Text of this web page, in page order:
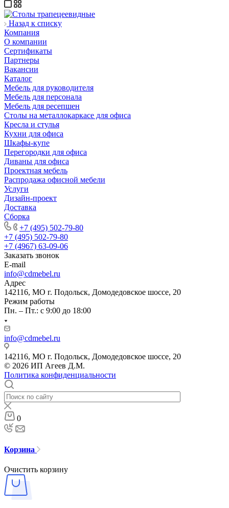
Назад к списку
Компания
О компании
Сертификаты
Партнеры
Вакансии
Каталог
Мебель для руководителя
Мебель для персонала
Мебель для ресепшен
Столы на металлокаркасе для офиса
Кресла и стулья
Кухни для офиса
Шкафы-купе
Перегородки для офиса
Диваны для офиса
Проектная мебель
Распродажа офисной мебели
Услуги
Дизайн-проект
Доставка
Сборка
+7 (495) 502-79-80
+7 (495) 502-79-80
+7 (4967) 63-09-06
Заказать звонок
E-mail
info@cdmebel.ru
Адрес
142116, МО г. Подольск, Домодедовское шоссе, 20
Режим работы
Пн. – Пт.: с 9:00 до 18:00
info@cdmebel.ru
142116, МО г. Подольск, Домодедовское шоссе, 20
© 2026 ИП Агеев Д.М.
Политика конфиденциальности
0
Корзина
Очистить корзину